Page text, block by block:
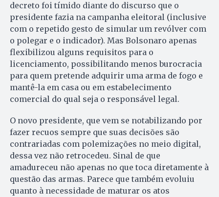
decreto foi tímido diante do discurso que o
presidente fazia na campanha eleitoral (inclusive
com o repetido gesto de simular um revólver com
o polegar e o indicador). Mas Bolsonaro apenas
flexibilizou alguns requisitos para o
licenciamento, possibilitando menos burocracia
para quem pretende adquirir uma arma de fogo e
mantê-la em casa ou em estabelecimento
comercial do qual seja o responsável legal.
O novo presidente, que vem se notabilizando por
fazer recuos sempre que suas decisões são
contrariadas com polemizações no meio digital,
dessa vez não retrocedeu. Sinal de que
amadureceu não apenas no que toca diretamente à
questão das armas. Parece que também evoluiu
quanto à necessidade de maturar os atos